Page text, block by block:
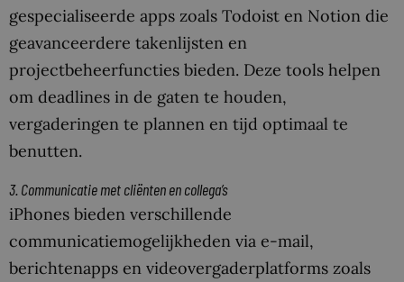
gespecialiseerde apps zoals Todoist en Notion die
geavanceerdere takenlijsten en
projectbeheerfuncties bieden. Deze tools helpen
om deadlines in de gaten te houden,
vergaderingen te plannen en tijd optimaal te
benutten.
3. Communicatie met cliënten en collega’s
iPhones bieden verschillende
communicatiemogelijkheden via e-mail,
berichtenapps en videovergaderplatforms zoals